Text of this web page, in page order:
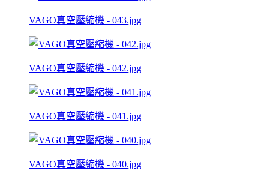
VAGO真空壓縮機 - 043.jpg
VAGO真空壓縮機 - 042.jpg
VAGO真空壓縮機 - 041.jpg
VAGO真空壓縮機 - 040.jpg